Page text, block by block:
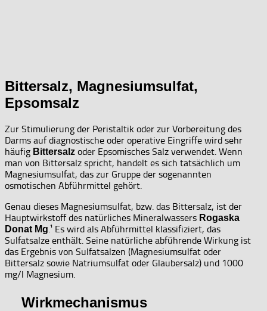
Bittersalz, Magnesiumsulfat,
Epsomsalz
Zur Stimulierung der Peristaltik oder zur Vorbereitung des
Darms auf diagnostische oder operative Eingriffe wird sehr
häufig Bittersalz oder Epsomisches Salz verwendet. Wenn
man von Bittersalz spricht, handelt es sich tatsächlich um
Magnesiumsulfat, das zur Gruppe der sogenannten
osmotischen Abführmittel gehört.
Genau dieses Magnesiumsulfat, bzw. das Bittersalz, ist der
Hauptwirkstoff des natürliches Mineralwassers Rogaska
Donat Mg .¹ Es wird als Abführmittel klassifiziert, das
Sulfatsalze enthält. Seine natürliche abführende Wirkung ist
das Ergebnis von Sulfatsalzen (Magnesiumsulfat oder
Bittersalz sowie Natriumsulfat oder Glaubersalz) und 1000
mg/l Magnesium.
Wirkmechanismus